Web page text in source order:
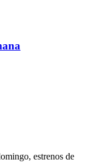
estrenos de